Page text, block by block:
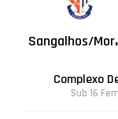
Complexo
Sub 16